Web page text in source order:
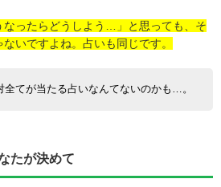
なったらどうしよう…」と思っても、そ
いですよね。占いも同じです。
全てが当たる占いなんてないのかも…。
たが決めて